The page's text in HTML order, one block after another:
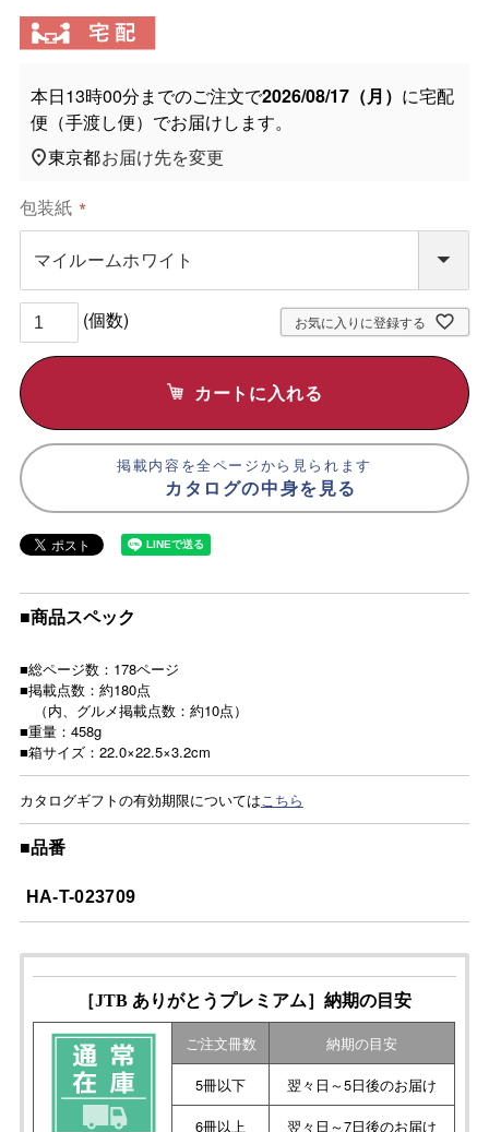
本日13時00分までのご注文で2026/08/17（月） に宅配
便（手渡し便） でお届けします。
東京都お届け先を変更
包装紙
(
必
須
)
お気に入りに登録する
カートに入れる
掲載内容を全ページから見られます
カタログの中身を見る
■商品スペック
■総ページ数：178ページ
■掲載点数：約180点
（内、グルメ掲載点数：約10点）
■重量：458g
■箱サイズ：22.0×22.5×3.2cm
カタログギフトの有効期限についてはこちら
■品番
HA-T-023709
［JTB ありがとうプレミアム］納期の目安
ご注文冊数
納期の目安
5冊以下
翌々日～5日後のお届け
6冊以上
翌々日～7日後のお届け